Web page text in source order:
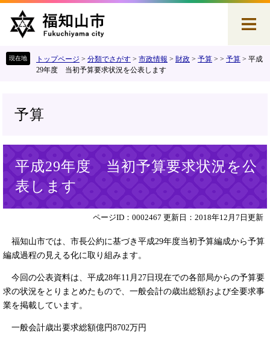
へ
トップページ > 分類でさがす > 市政情報 > 財政 > 予算 > > 予算 > 平成
29年度 当初予算要求状況を公表します
予算
平成29年度 当初予算要求状況を公
表します
ページID：0002467 更新日：2018年12月7日更新
福知山市では、市長公約に基づき平成29年度当初予算編成から予算
編成過程の見える化に取り組みます。
今回の公表資料は、平成28年11月27日現在での各部局からの予算要
求の状況をとりまとめたもので、一般会計の歳出総額および全要求事
業を掲載しています。
一般会計歳出要求総額億円8702万円